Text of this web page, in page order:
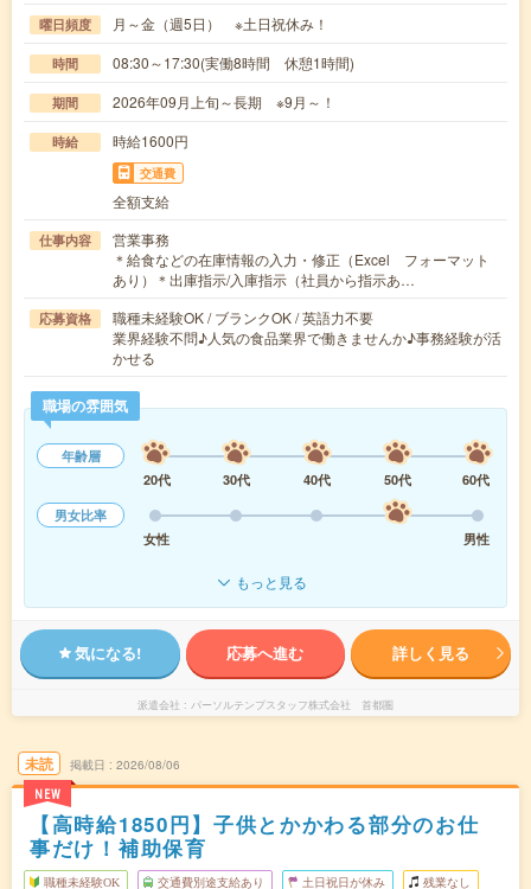
曜日頻度 月～金（週5日） ※土日祝休み！
時間 08:30～17:30(実働8時間 休憩1時間)
期間 2026年09月上旬～長期 ※9月～！
時給 時給1600円
交通費
全額支給
仕事内容
営業事務
＊給食などの在庫情報の入力・修正（Excel フォーマット
あり）＊出庫指示/入庫指示（社員から指示あ…
応募資格
職種未経験OK / ブランクOK / 英語力不要
業界経験不問♪人気の食品業界で働きませんか♪事務経験が活
かせる
職場の雰囲気
年齢層
20代
30代 40代 50代
60代
男女比率
女性
男性
もっと見る
気になる! 応募へ進む 詳しく見る
派遣会社 パーソルテンプスタッフ株式会社 首都圏
未読
NEW
掲載日 2026/08/06
【高時給1850円】子供とかかわる部分のお仕
事だけ！補助保育
職種未経験OK 交通費別途支給あり 土日祝日が休み 残業なし